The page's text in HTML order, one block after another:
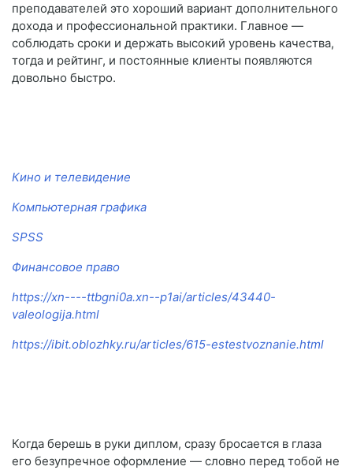
преподавателей это хороший вариант дополнительного
дохода и профессиональной практики. Главное —
соблюдать сроки и держать высокий уровень качества,
тогда и рейтинг, и постоянные клиенты появляются
довольно быстро.
Кино и телевидение
Компьютерная графика
SPSS
Финансовое право
https://xn----ttbgni0a.xn--p1ai/articles/43440-
valeologija.html
https://ibit.oblozhky.ru/articles/615-estestvoznanie.html
Когда берешь в руки диплом, сразу бросается в глаза
его безупречное оформление — словно перед тобой не